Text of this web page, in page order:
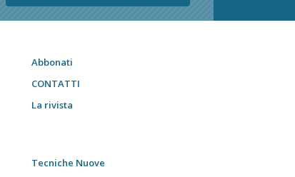
Abbonati
CONTATTI
La rivista
Tecniche Nuove